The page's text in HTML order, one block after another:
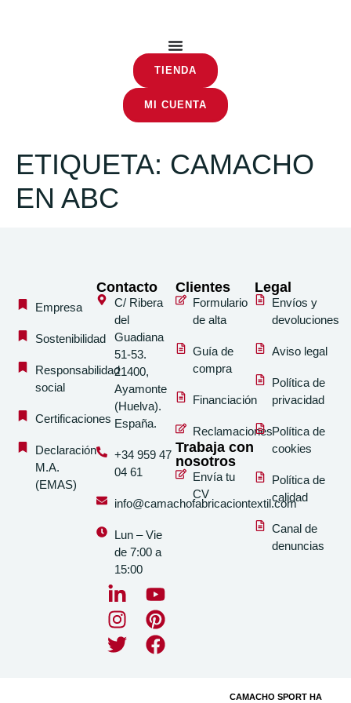
TIENDA
MI CUENTA
ETIQUETA: CAMACHO
EN ABC
Empresa
Sostenibilidad
Responsabilidad
social
Certificaciones
Declaración
M.A.
(EMAS)
Contacto
C/ Ribera
del
Guadiana
51-53.
21400,
Ayamonte
(Huelva).
España.
+34 959 47
04 61
info@camachofabricaciontextil.com
Lun – Vie
de 7:00 a
15:00
Clientes
Formulario
de alta
Guía de
compra
Financiación
Reclamaciones
Trabaja con
nosotros
Envía tu
CV
Legal
Envíos y
devoluciones
Aviso legal
Política de
privacidad
Política de
cookies
Política de
calidad
Canal de
denuncias
CAMACHO SPORT HA